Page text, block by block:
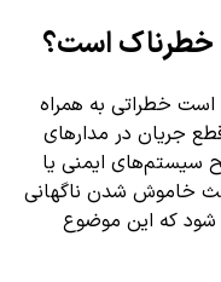
خطرناک است؟
خطراتی به همراه
جریان در مدارهای
سیستم‌های ایمنی یا
خاموش شدن ناگهانی
که این موضوع